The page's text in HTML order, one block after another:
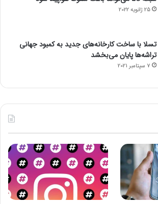
25 ژانویه 2022
تسلا با ساخت کارخانه‌های جدید به کمبود جهانی
تراشه‌ها پایان می‌بخشد
7 سپتامبر 2021